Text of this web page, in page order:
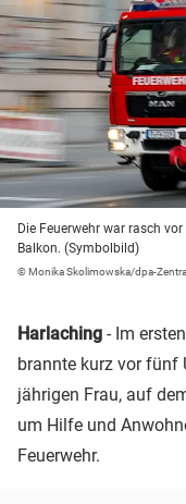
Die Feuerwehr war rasch
Balkon. (Symbolbild)
© Monika Skolimowska/dpa-
Harlaching - Im
brannte kurz vor fünf
jährigen Frau, auf
um Hilfe und
Feuerwehr.